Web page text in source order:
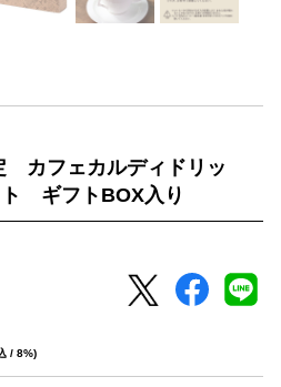
カフェカルディドリッ
ギフトBOX入り
/ 8%)